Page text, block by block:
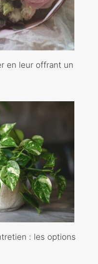
en leur offrant un
: les options